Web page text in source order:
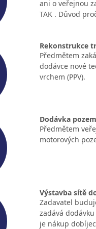
ani o veřejnou
TAK . Důvod
Rekonstrukce
Předmětem
dodávce nové
vrchem (PPV).
Dodávka
Předmětem
motorových
Výstavba sítě
Zadavatel
zadává
je nákup